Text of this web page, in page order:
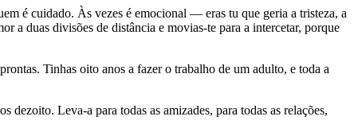
é cuidado. Às vezes é emocional — eras tu que geria a tristeza, a
a duas divisões de distância e movias-te para a intercetar, porque
Tinhas oito anos a fazer o trabalho de um adulto, e toda a
dezoito. Leva-a para todas as amizades, para todas as relações,